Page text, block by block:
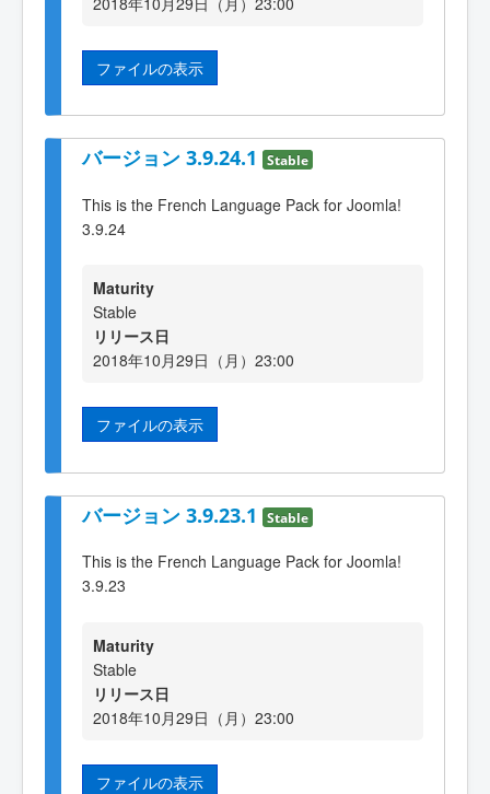
ファイルの表示
バージョン 3.9.24.1 Stable
This is the French Language Pack for Joomla!
3.9.24
Maturity
Stable
リリース日
2018年10月29日（月）23:00
ファイルの表示
バージョン 3.9.23.1 Stable
This is the French Language Pack for Joomla!
3.9.23
Maturity
Stable
リリース日
2018年10月29日（月）23:00
ファイルの表示